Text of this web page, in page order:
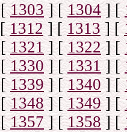
[1303] [1304] [
[1312] [1313] [
[1321] [1322] [
[1330] [1331] [
[1339] [1340] [
[1348] [1349] [
[1357] [1358] [